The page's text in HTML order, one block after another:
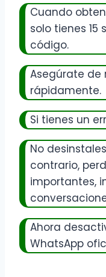
Cuando
solo tienes
código.
Asegúrate de
rápidamente.
Si tienes un
No
contrario,
importantes,
Ahora
WhatsApp